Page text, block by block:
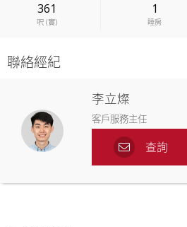
361
呎(實)
1
睡房
聯絡經紀
李立燦
客戶服務主任
查詢